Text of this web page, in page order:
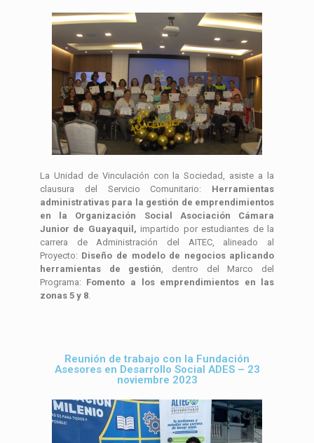
La Unidad de Vinculación con la Sociedad, asiste a la
clausura del Servicio Comunitario: Herramientas
administrativas para la gestión de emprendimientos
en la Organización Social Asociación Cámara
Junior de Guayaquil, impartido por estudiantes de la
carrera de Administración del AITEC, alineado al
Proyecto: Diseño de modelo de negocios aplicando
herramientas de gestión, dentro del Marco del
Programa: Fomento a los emprendimientos en las
zonas 5 y 8.
Reunión de trabajo con la Fundación
Asesores en Desarrollo Social ADES – 23
noviembre 2023